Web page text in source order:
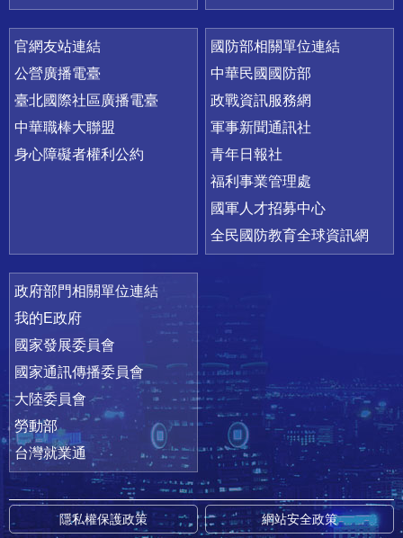
官網友站連結
公營廣播電臺
臺北國際社區廣播電臺
中華職棒大聯盟
身心障礙者權利公約
國防部相關單位連結
中華民國國防部
政戰資訊服務網
軍事新聞通訊社
青年日報社
福利事業管理處
國軍人才招募中心
全民國防教育全球資訊網
政府部門相關單位連結
我的E政府
國家發展委員會
國家通訊傳播委員會
大陸委員會
勞動部
台灣就業通
隱私權保護政策 網站安全政策